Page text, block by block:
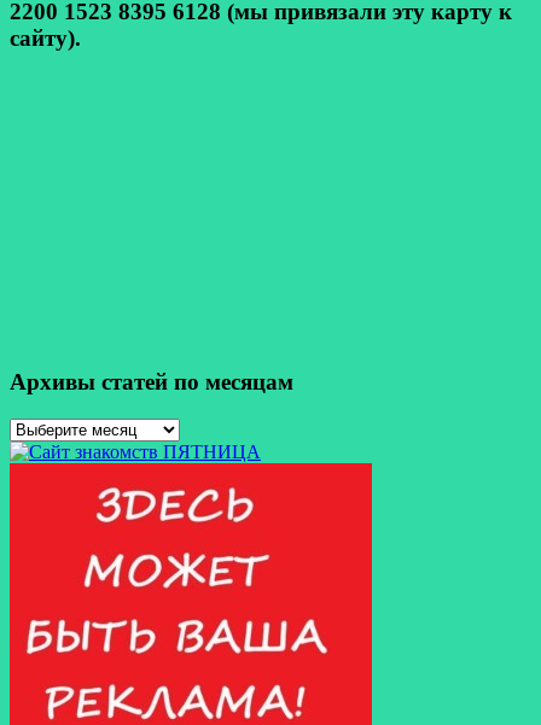
2200 1523 8395 6128 (мы привязали эту карту к
сайту).
Архивы статей по месяцам
Архивы
статей